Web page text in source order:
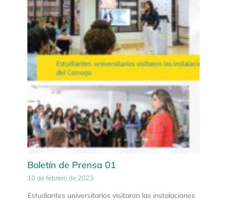
Boletín de Prensa 01
10 de febrero de 2023
Estudiantes universitarios visitaron las instalaciones